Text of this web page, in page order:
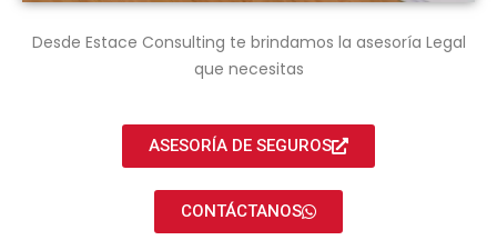
Desde Estace Consulting te brindamos la asesoría Legal
que necesitas
ASESORÍA DE SEGUROS
CONTÁCTANOS